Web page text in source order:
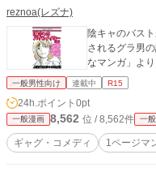
reznoa(レズナ)
陰キャのバス
されるグラ男の話です… 全2話です。
一般男性向け 連載中 R15
24h.ポイント 0pt
一般漫画 8,562 位 / 8,562件 一
ギャグ・コメディ 1ページマ